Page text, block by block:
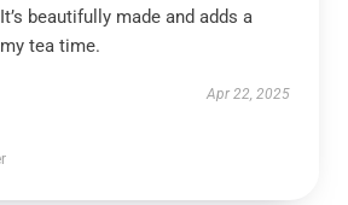
beautifully made and adds a
tea time.
Apr 22, 2025